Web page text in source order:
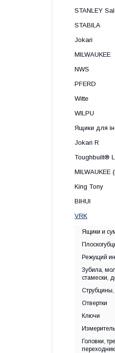
STANLEY
STABILA
Jokari
MILWAUKEE
NWS
PFERD
Witte
WILPU
Ящики для
Jokari R
Toughbuilt®
MILWAUKEE
King Tony
BIHUI
VRK
Ящики и
Режущий
Зубила,
стамески,
Струбцины,
Отвертки
Ключи
Головки,